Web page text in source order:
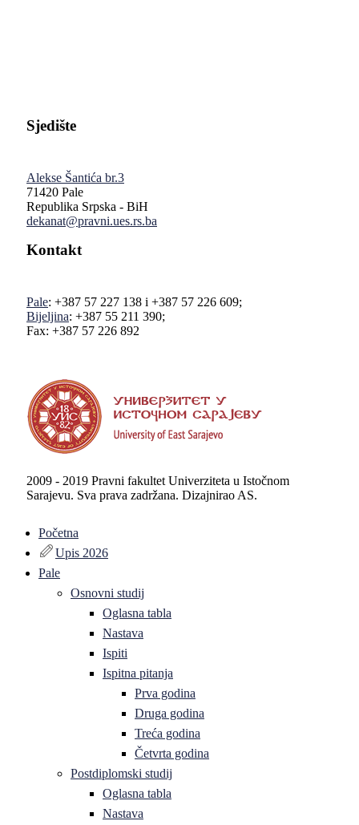
Sjedište
Alekse Šantića br.3
71420 Pale
Republika Srpska - BiH
dekanat@pravni.ues.rs.ba
Kontakt
Pale: +387 57 227 138 i +387 57 226 609;
Bijeljina: +387 55 211 390;
Fax: +387 57 226 892
2009 - 2019 Pravni fakultet Univerziteta u Istočnom
Sarajevu. Sva prava zadržana. Dizajnirao AS.
Početna
Upis 2026
Pale
Osnovni studij
Oglasna tabla
Nastava
Ispiti
Ispitna pitanja
Prva godina
Druga godina
Treća godina
Četvrta godina
Postdiplomski studij
Oglasna tabla
Nastava